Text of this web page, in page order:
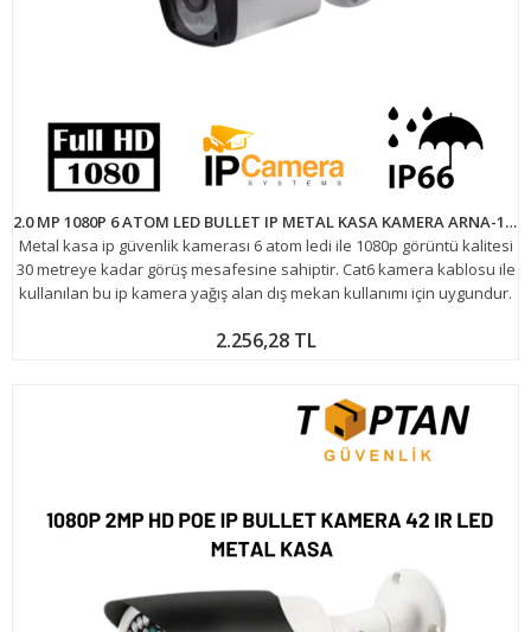
2.0 MP 1080P 6 ATOM LED BULLET IP METAL KASA KAMERA ARNA-1036
Metal kasa ip güvenlik kamerası 6 atom ledi ile 1080p görüntü kalitesi
30 metreye kadar görüş mesafesine sahiptir. Cat6 kamera kablosu ile
kullanılan bu ip kamera yağış alan dış mekan kullanımı için uygundur.
2.256,28 TL